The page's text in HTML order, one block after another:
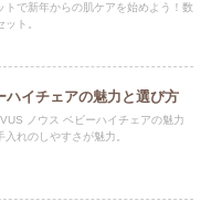
トで新年からの肌ケアを始めよう！数
ト。
ハイチェアの魅力と選び方
ノウス ベビーハイチェアの魅力
れのしやすさが魅力。